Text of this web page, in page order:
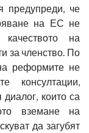
предупреди, че
на ЕС не
на
за членство. По
реформите не
консултации,
които са
вземане на
да загубят